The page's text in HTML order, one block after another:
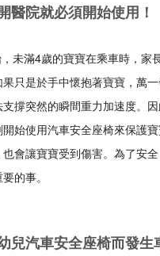
醫院就必須開始使用！
未滿4歲的寶寶在乘車時，家
只是於手中懷抱著寶寶，萬
撐突然的瞬間重力加速度。
始使用汽車安全座椅來保護
會讓寶寶受到傷害。為了安
的事。
兒汽車安全座椅而發生